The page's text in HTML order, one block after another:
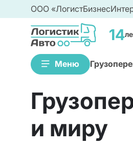
ООО
14
Меню
Грузоперевозки по
Отраслевые решения
Грузоперевозки
и миру